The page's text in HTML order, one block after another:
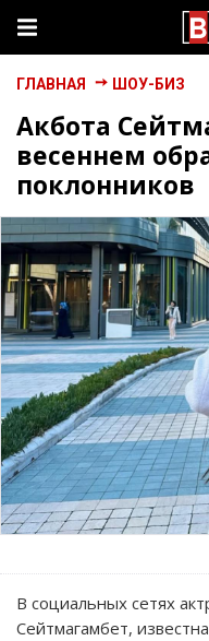
ГЛАВНАЯ ШОУ-БИЗ
Акбота
весеннем
поклонников
В социальных сетях
Сейтмагамбет,